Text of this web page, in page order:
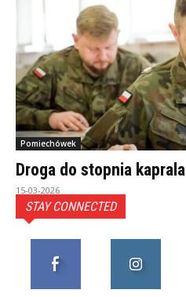
Pomiechówek
Droga do stopnia kaprala
15-03-2026
STAY CONNECTED